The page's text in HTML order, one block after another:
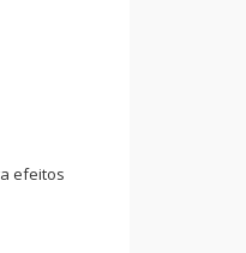
efeitos